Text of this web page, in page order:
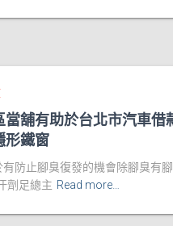
當舖有助於台北市汽車借
形鐵窗
防止腳臭復發的機會除腳臭有
劑足總主 Read more…